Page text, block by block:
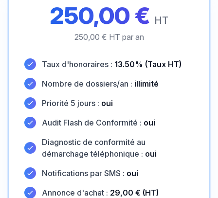
250,00 € HT
250,00 € HT par an
Taux d'honoraires : 13.50% (Taux HT)
Nombre de dossiers/an : illimité
Priorité 5 jours : oui
Audit Flash de Conformité : oui
Diagnostic de conformité au
démarchage téléphonique : oui
Notifications par SMS : oui
Annonce d'achat : 29,00 € (HT)